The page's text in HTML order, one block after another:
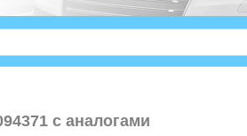
с аналогами